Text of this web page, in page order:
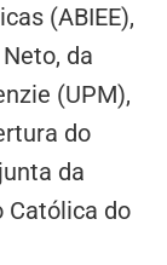
(ABIEE),
da
(UPM),
do
da
Católica do